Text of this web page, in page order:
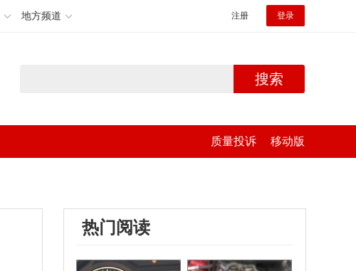
地方频道 注册 登录
搜索
质量投诉 移动版
热门阅读